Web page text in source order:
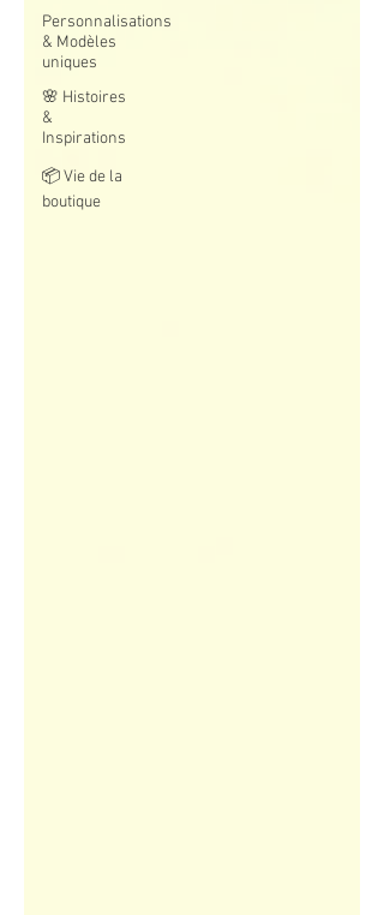
Personnalisations
& Modèles
uniques
🌸 Histoires
&
Inspirations
📦 Vie de la
boutique